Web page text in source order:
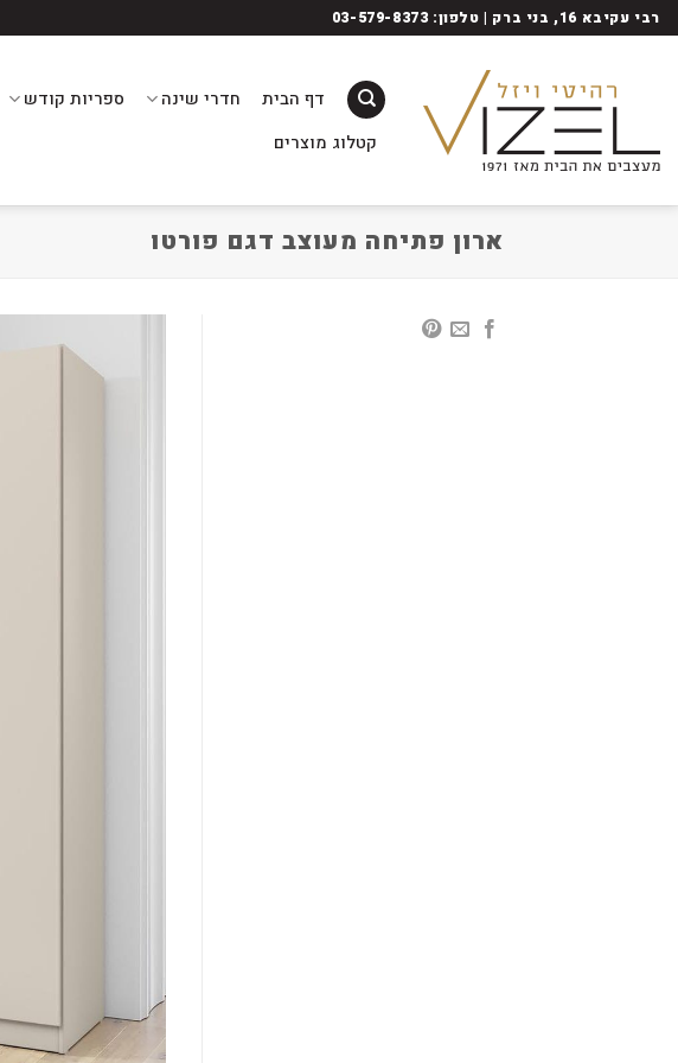
Skip
to
רבי עקיבא 16, בני ברק | טלפון: 03-579-8373
דף הבית חדרי שינה ספריות קודש
קטלוג מוצרים
ארון פתיחה מעוצב דגם פורטו